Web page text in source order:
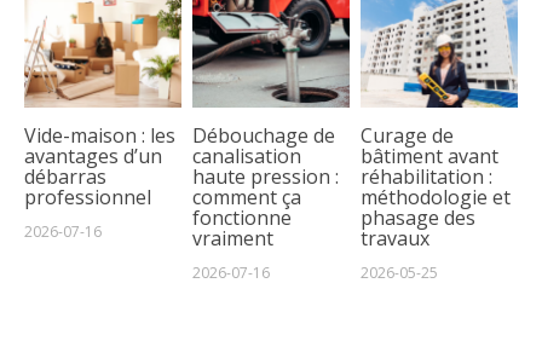
Vide-maison : les
avantages d’un
débarras
professionnel
2026-07-16
Débouchage de
canalisation
haute pression :
comment ça
fonctionne
vraiment
2026-07-16
Curage de
bâtiment avant
réhabilitation :
méthodologie et
phasage des
travaux
2026-05-25